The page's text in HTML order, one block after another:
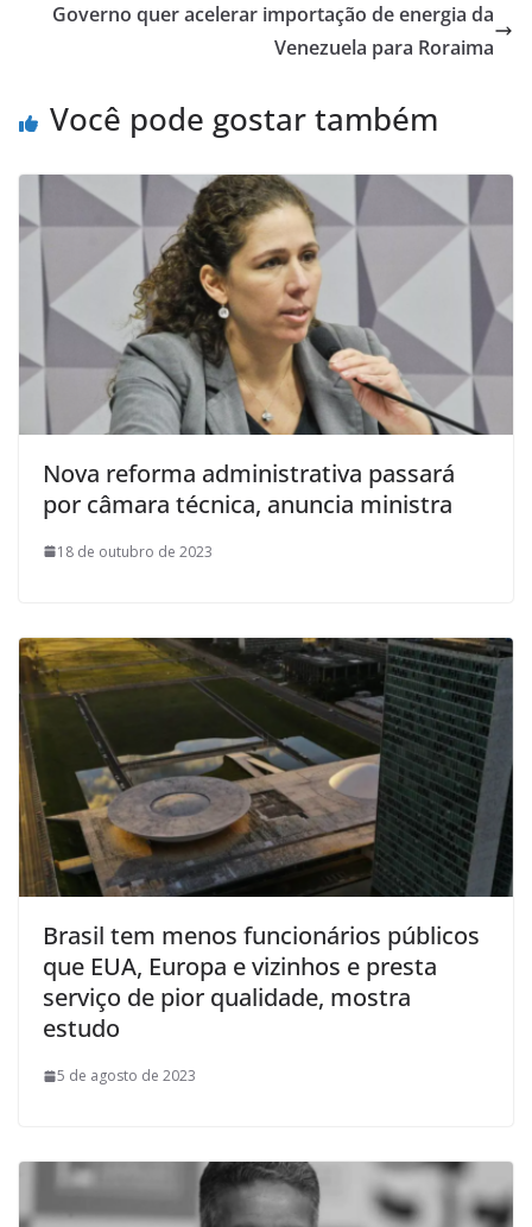
Governo quer acelerar importação de energia da
Venezuela para Roraima
Você pode gostar também
Nova reforma administrativa passará
por câmara técnica, anuncia ministra
18 de outubro de 2023
Brasil tem menos funcionários públicos
que EUA, Europa e vizinhos e presta
serviço de pior qualidade, mostra
estudo
5 de agosto de 2023